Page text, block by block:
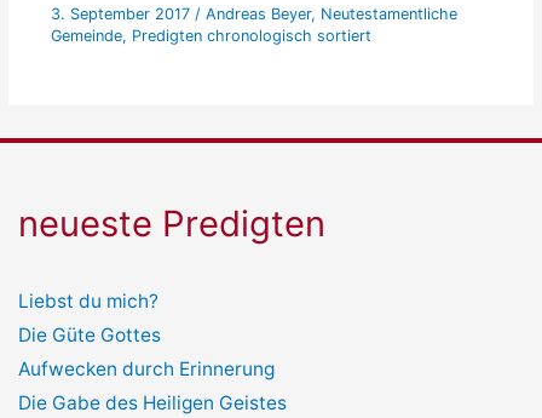
3. September 2017 / Andreas Beyer, Neutestamentliche
Gemeinde, Predigten chronologisch sortiert
neueste Predigten
Liebst du mich?
Die Güte Gottes
Aufwecken durch Erinnerung
Die Gabe des Heiligen Geistes